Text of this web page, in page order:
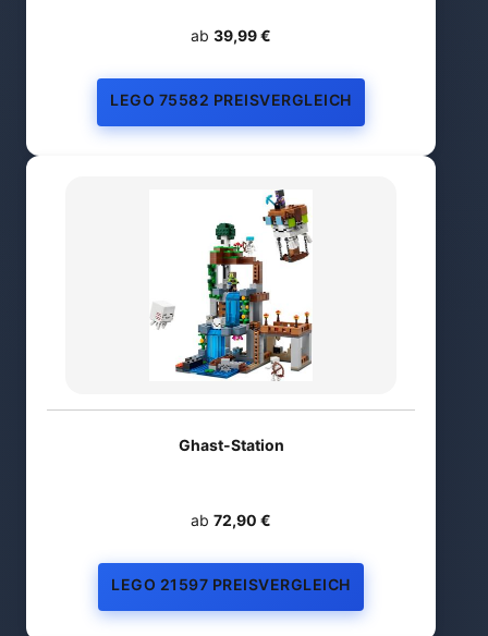
ab 39,99 €
LEGO 75582 PREISVERGLEICH
Ghast-Station
ab 72,90 €
LEGO 21597 PREISVERGLEICH